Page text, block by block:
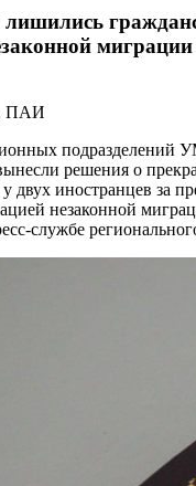
лишились
ПАИ
подразделений
решения о
двух иностранцев за
незаконной
службе